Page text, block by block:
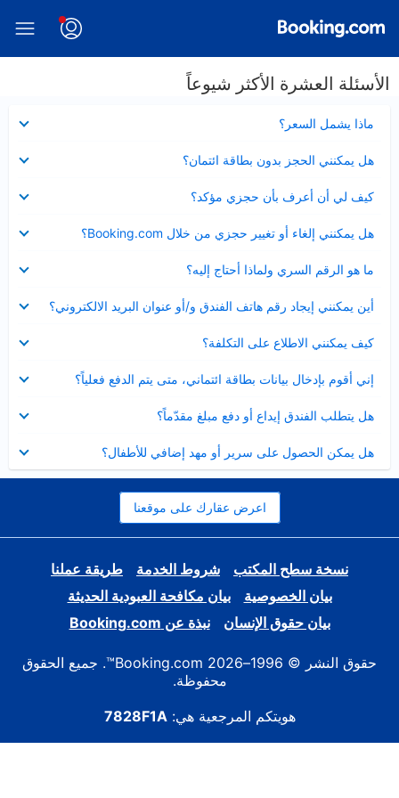
الأسئلة العشرة الأكثر شيوعاً
ماذا يشمل السعر؟
مصغر
هل يمكنني الحجز بدون بطاقة ائتمان؟
مصغر
كيف لي أن أعرف بأن حجزي مؤكد؟
مصغر
هل يمكنني إلغاء أو تغيير حجزي من خلال Booking.com؟
مصغر
ما هو الرقم السري ولماذا أحتاج إليه؟
مصغر
أين يمكنني إيجاد رقم هاتف الفندق و/أو عنوان البريد الالكتروني؟
عرض
مصغر
كيف يمكنني الاطلاع على التكلفة؟
مصغر
إني أقوم بإدخال بيانات بطاقة ائتماني، متى يتم الدفع فعلياً؟
مصغر
هل يتطلب الفندق إيداع أو دفع مبلغ مقدّماً؟
مصغر
هل يمكن الحصول على سرير أو مهد إضافي للأطفال؟
مصغر
اعرض عقارك على موقعنا
نسخة سطح المكتب شروط الخدمة
طريقة عملنا
بيان الخصوصية
بيان مكافحة العبودية الحديثة
بيان حقوق الإنسان
نبذة عن Booking.com
حقوق النشر © 1996–2026 Booking.com™. جميع الحقوق
محفوظة.
هويتكم المرجعية هي:7828F1A